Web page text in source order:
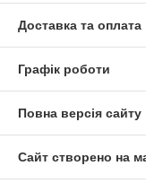
Доставка та оплата
Графік роботи
Повна версія сайту
Сайт створено на